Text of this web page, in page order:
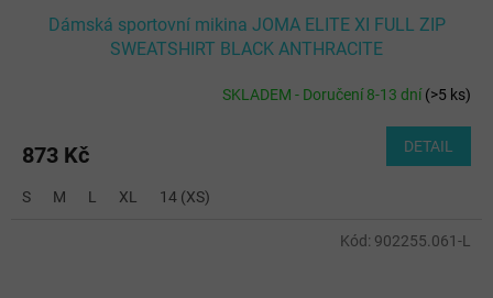
Dámská sportovní mikina JOMA ELITE XI FULL ZIP
SWEATSHIRT BLACK ANTHRACITE
SKLADEM - Doručení 8-13 dní(>5 ks)
873 Kč DETAIL
S M L XL 14 (XS)
Kód: 902255.061-L